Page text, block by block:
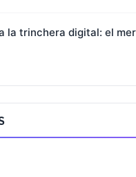
la trinchera digital: el